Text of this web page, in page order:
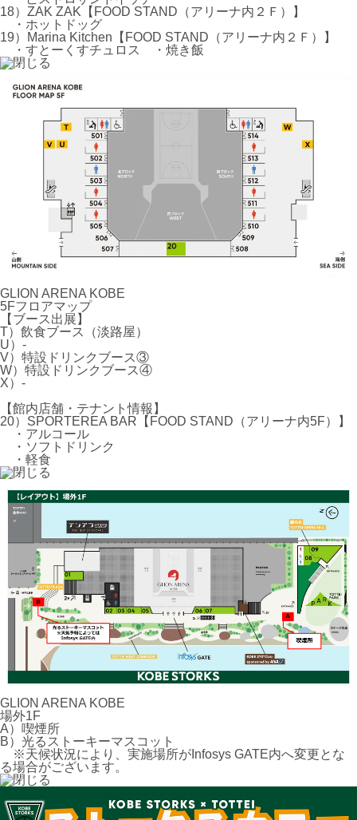
18）ZAK ZAK【FOOD STAND（アリーナ内２Ｆ）】
・ホットドッグ
19）Marina Kitchen【FOOD STAND（アリーナ内２Ｆ）】
・すとーくすチュロス ・焼き飯
GLION ARENA KOBE
5Fフロアマップ
【ブース出展】
T）飲食ブース（淡路屋）
U）-
V）特設ドリンクブース③
W）特設ドリンクブース④
X）-
【館内店舗・テナント情報】
20）SPORTEREA BAR【FOOD STAND（アリーナ内5F）】
・アルコール
・ソフトドリンク
・軽食
GLION ARENA KOBE
場外1F
A）喫煙所
B）光るストーキーマスコット
※天候状況により、実施場所がInfosys GATE内へ変更とな
る場合がございます。